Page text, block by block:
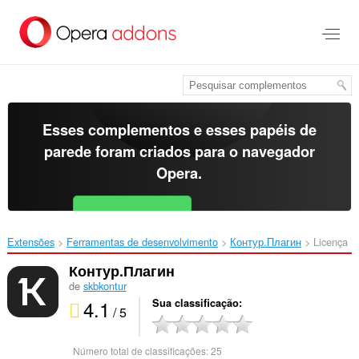
para
Esses complementos e esses papéis de
parede foram criados para o navegador
Opera.
Baixar o Opera Free for Android
Extensões Ferramentas de desenvolvimento Контур.Плагин‎ Licença
Контур.Плагин
de skbkontur
4.1 / 5 Sua classificação
Número total de classificações:25